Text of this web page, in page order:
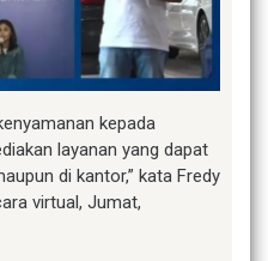
kepada
layanan yang dapat
di kantor,” kata Fredy
virtual, Jumat,